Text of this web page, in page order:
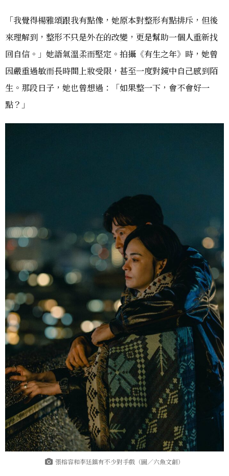
「我覺得楊雅頌跟我有點像，她原本對整形有點排斥，但後
來理解到，整形不只是外在的改變，更是幫助一個人重新找
回自信。」她語氣溫柔而堅定。拍攝《有生之年》時，她曾
因嚴重過敏而長時間上妝受限，甚至一度對鏡中自己感到陌
生。那段日子，她也曾想過：「如果整一下，會不會好一
點？」
張榕容和李廷鎮有不少對手戲（圖／六魚文創）